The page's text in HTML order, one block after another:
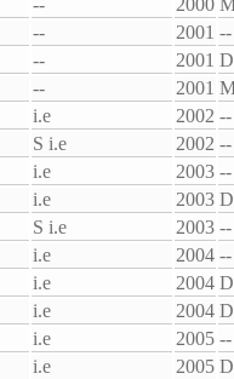
-- 2001 --
-- 2001
-- 2001
i.e 2002 --
S i.e 2002 --
i.e 2003 --
i.e 2003
S i.e 2003 --
i.e 2004 --
i.e 2004
i.e 2004
i.e 2005 --
i.e 2005